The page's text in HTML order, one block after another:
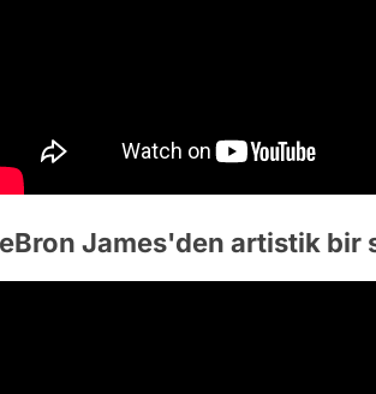
James'den artistik bir